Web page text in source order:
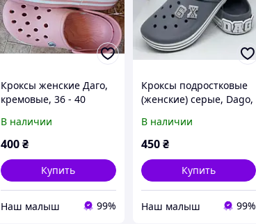
Кроксы женские Даго,
кремовые, 36 - 40
В наличии
400₴
Купить
‏Наш малыш 99%
Кроксы подростковые
(женские) серые, Dago,
В наличии
450 ₴
Купить
‏Наш малыш 99%